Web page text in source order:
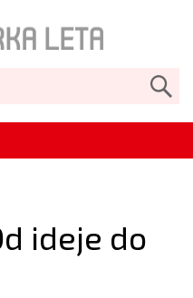
ideje do